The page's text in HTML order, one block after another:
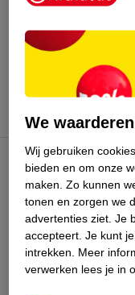
augustus 2026.
Kruidvat Club
Klantenservice
Over Kruidvat
We
Wij gebruiken
bieden en om onze
maken. Zo kunnen
tonen en zorgen we
advertenties ziet. Je
accepteert. Je kunt
intrekken.
Meer
verwerken lees je in